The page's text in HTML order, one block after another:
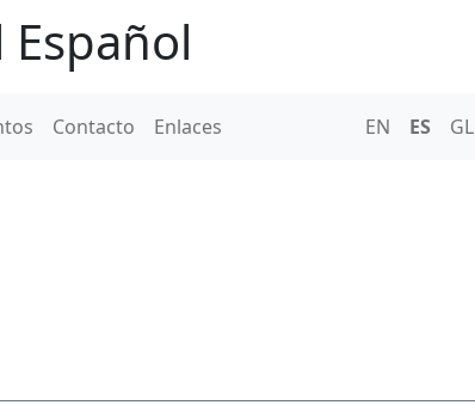
Contacto Enlaces EN ES GL